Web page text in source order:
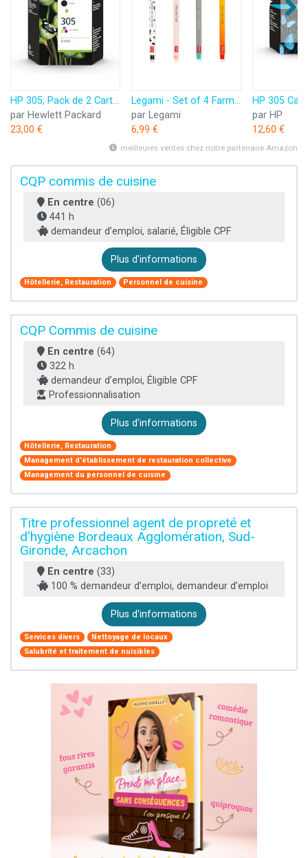
HP 305, Pack de 2 Cartouches d’Encre Originales, 6ZD17AE, Noir, Cyan, Jaune, Magenta
par Hewlett Packard
23,00 €
Legami - Set of 4 Farm Sweet Farm Erasable Gel Pens, Stylos à encre thermosensible effaçable, noir, rose, vert, rouge, efface sans consommer de feuille, pointe 0,7 mm
par Legami
6,99 €
par HP
12,60 €
meilleures ventes chez notre partenaire Amazon
CQP commis de cuisine
En centre (06)
441 h
demandeur d’emploi, salarié, Éligible CPF
Plus d'informations
Hôtellerie, Restauration Personnel de cuisine
CQP Commis de cuisine
En centre (64)
322 h
demandeur d’emploi, Éligible CPF
Professionnalisation
Plus d'informations
Hôtellerie, Restauration
Management d'établissement de restauration collective
Management du personnel de cuisine
Titre professionnel agent de propreté et
d'hygiène Bordeaux Agglomération, Sud-
Gironde, Arcachon
En centre (33)
100 % demandeur d’emploi, demandeur d’emploi
Plus d'informations
Services divers
Nettoyage de locaux
Salubrité et traitement de nuisibles